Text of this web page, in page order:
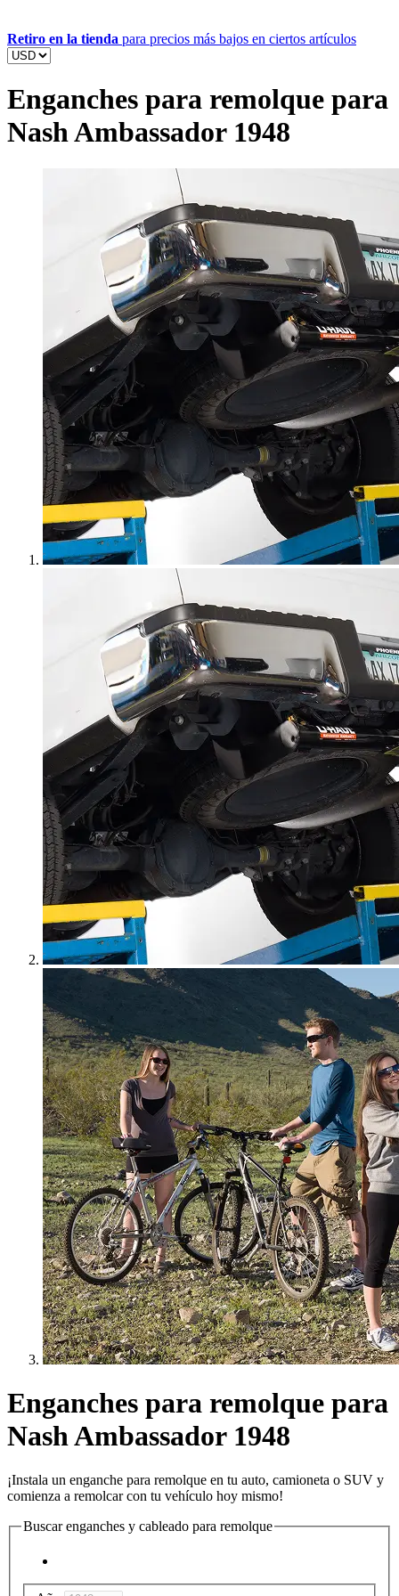
Retiro en la tienda para precios más bajos en ciertos artículos
Enganches para remolque para
Nash Ambassador 1948
Enganches para remolque para
Nash Ambassador 1948
¡Instala un enganche para remolque en tu auto, camioneta o SUV y
comienza a remolcar con tu vehículo hoy mismo!
Buscar enganches y cableado para remolque